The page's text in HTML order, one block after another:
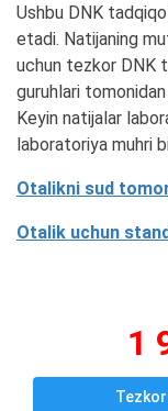
Ushbu DNK
etadi. Natijaning
uchun tezkor DNK
guruhlari
Keyin natijalar
laboratoriya muhri
Otalikni sud
Otalik uchun
1